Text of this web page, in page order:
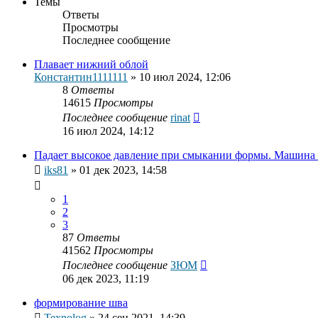
Ответы
Просмотры
Последнее сообщение
Плавает нижний облой
Константин1111111 » 10 июл 2024, 12:06
8 Ответы
14615 Просмотры
Последнее сообщение rinat
16 июл 2024, 14:12
Падает высокое давление при смыкании формы.
iks81 » 01 дек 2023, 14:58
1
2
3
87 Ответы
41562 Просмотры
Последнее сообщение ЗЮМ
06 дек 2023, 11:19
формирование шва